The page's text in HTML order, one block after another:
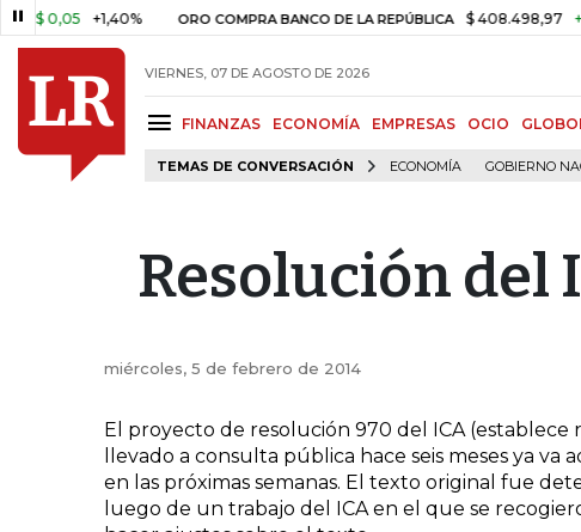
0,05 +1,40% ORO COMPRA BANCO DE LA REPÚBLICA $ 408.498,97 +$
VIERNES, 07 DE AGOSTO DE 2026
FINANZAS ECONOMÍA EMPRESAS OCIO
TEMAS DE CONVERSACIÓN ECONOMÍA GOBIERNO
Resolución del
miércoles, 5 de febrero de 2014
El proyecto de resolución 970 del ICA
llevado a consulta pública hace seis meses ya
en las próximas semanas. El texto original fue
luego de un trabajo del ICA en el que se